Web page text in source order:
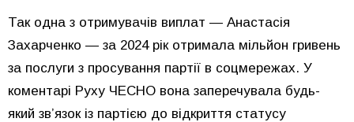
Так одна з отримувачів виплат — Анастасія
Захарченко — за 2024 рік отримала мільйон гривень
за послуги з просування партії в соцмережах. У
коментарі Руху ЧЕСНО вона заперечувала будь-
який зв’язок із партією до відкриття статусу